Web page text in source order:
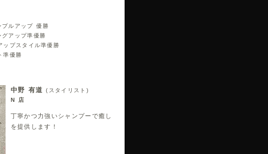
プルアップ 優勝
アップ準優勝
ップスタイル準優勝
準優勝
中野 有道 (スタイリスト)
N 店
丁寧かつ力強いシャンプーで癒し
を提供します！